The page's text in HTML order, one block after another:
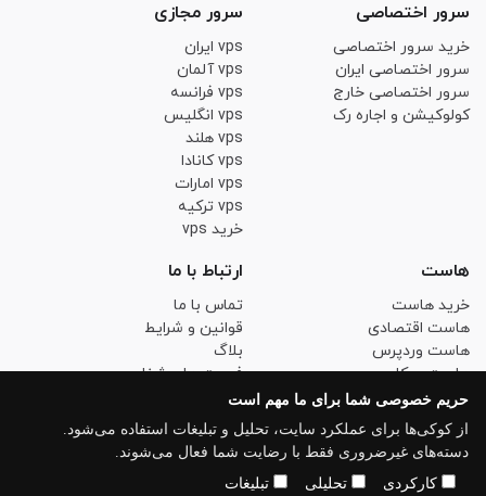
حریم خصوصی شما برای ما مهم است
از کوکی‌ها برای عملکرد سایت، تحلیل و تبلیغات استفاده می‌شود.
دسته‌های غیرضروری فقط با رضایت شما فعال می‌شوند.
کارکردی
تحلیلی تبلیغات
سرور اختصاصی
خرید سرور اختصاصی
سرور اختصاصی ایران
سرور اختصاصی خارج
کولوکیشن و اجاره رک
سرور مجازی
vps ایران
vps آلمان
vps فرانسه
vps انگلیس
vps هلند
vps کانادا
vps امارات
vps ترکیه
خرید vps
هاست
خرید هاست
هاست اقتصادی
هاست وردپرس
هاست ووکامرس
هاست لینوکس حرفه ای
خرید SSL
ارتباط با ما
تماس با ما
قوانین و شرایط
بلاگ
فرصت های شغلی
حریم خصوصی